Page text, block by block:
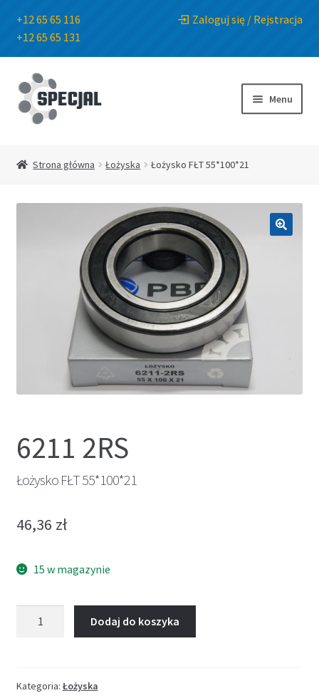
+12 65 65 116
+12 65 65 131
Zaloguj się / Rejstracja
Przejdź
do
nawigacji
Przejdź
do
treści
Menu
Strona główna Łożyska Łożysko FŁT 55*100*21
6211 2RS
Łożysko FŁT 55*100*21
46,36 zł
15 w magazynie
Dodaj do koszyka
Kategoria: Łożyska